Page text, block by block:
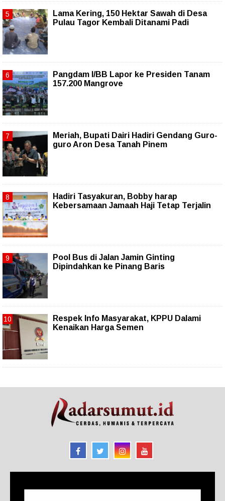
Lama Kering, 150 Hektar Sawah di Desa
Pulau Tagor Kembali Ditanami Padi
Pangdam I/BB Lapor ke Presiden Tanam
157.200 Mangrove
Meriah, Bupati Dairi Hadiri Gendang Guro-
guro Aron Desa Tanah Pinem
Hadiri Tasyakuran, Bobby harap
Kebersamaan Jamaah Haji Tetap Terjalin
Pool Bus di Jalan Jamin Ginting
Dipindahkan ke Pinang Baris
Respek Info Masyarakat, KPPU Dalami
Kenaikan Harga Semen